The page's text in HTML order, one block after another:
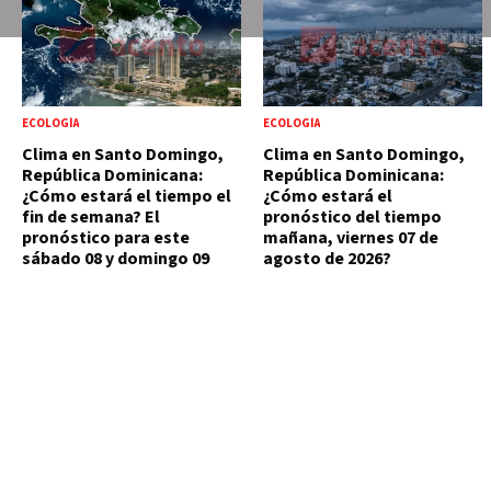
ECOLOGÍA
Clima en Santo Domingo,
República Dominicana:
¿Cómo estará el tiempo el
fin de semana? El
pronóstico para este
sábado 08 y domingo 09
ECOLOGÍA
Clima en Santo Domingo,
República Dominicana:
¿Cómo estará el
pronóstico del tiempo
mañana, viernes 07 de
agosto de 2026?